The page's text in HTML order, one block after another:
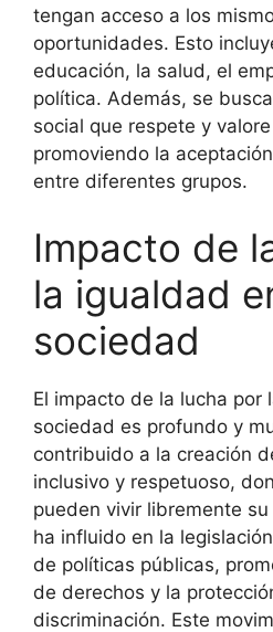
tengan acceso a los
oportunidades. Esto
educación, la salud, el
política. Además, se
social que respete y
promoviendo la
entre diferentes grupos.
Impacto de
la igualdad
sociedad
El impacto de la lucha por
sociedad es profundo y
contribuido a la creación
inclusivo y respetuoso,
pueden vivir libremente
ha influido en la
de políticas públicas,
de derechos y la
discriminación. Este